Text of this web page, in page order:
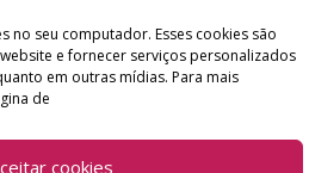
no seu computador. Esses cookies são
e fornecer serviços personalizados
em outras mídias. Para mais
de
cookies